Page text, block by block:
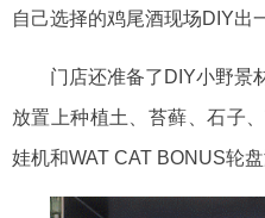
自己选择的鸡尾酒现场DIY出
门店还准备了 DIY小野景
放置上种植土、苔藓、石子
娃机和WAT CAT BONUS轮